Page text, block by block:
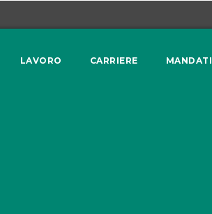
LAVORO CARRIERE MANDATI